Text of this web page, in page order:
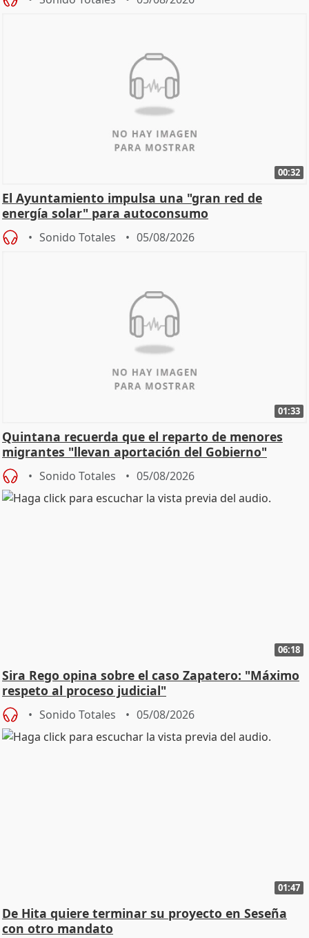
00:32
El Ayuntamiento impulsa una "gran red de
energía solar" para autoconsumo
Sonido Totales 05/08/2026
01:33
Quintana recuerda que el reparto de menores
migrantes "llevan aportación del Gobierno"
central
Sonido Totales 05/08/2026
06:18
Sira Rego opina sobre el caso Zapatero: "Máximo
respeto al proceso judicial"
Sonido Totales 05/08/2026
01:47
De Hita quiere terminar su proyecto en Seseña
con otro mandato